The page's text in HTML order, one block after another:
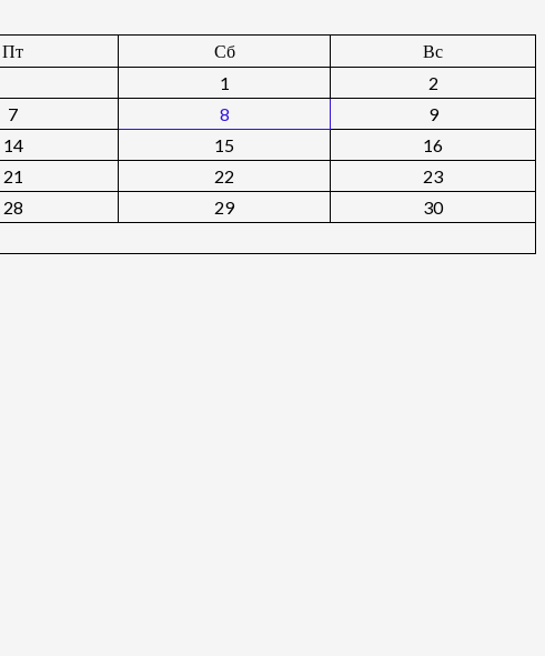
Пт Сб
Вс
1
2
7 8
9
14 15
16
21 22
23
28 29
30